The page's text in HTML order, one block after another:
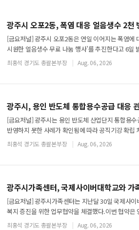
광주시 오포2동, 폭염 대응 얼음생수 2천
[금요저널] 광주시 오포2동은 연일 이어지는 폭염에
시원한 얼음생수 무료 나눔 행사’를 추진한다고 6
사회공헌 활동의 하나로 생수 2천 병을 기부하면서 마
최홍석 경기도 총괄본부장 Aug. 06, 2026
광주시, 용인 반도체 통합용수공급 대응
[금요저널] 광주시는 용인 반도체 산업단지 통합용
반영하지 못한 사례가 확인됨에 따라 공직기강 확립
이후 용인 반도체 산업단지 통합용수공급사업이 광주
최홍석 경기도 총괄본부장 Aug. 06, 2026
광주시가족센터, 국제사이버대학교와 가
[금요저널] 광주시가족센터는 지난달 30일 국제사
복지 증진을 위한 업무협약을 체결했다.이번 협약은
구축하고 가족과 지역 주민을 위한 교육과 복지사업을
최홍석 경기도 총괄본부장 Aug. 06, 2026